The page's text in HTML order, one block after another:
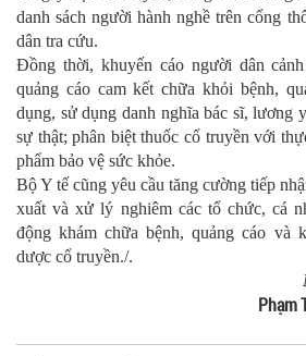
danh sách người hành nghề trên cổng
dân tra cứu.
Đồng thời, khuyến cáo người dân
quảng cáo cam kết chữa khỏi bệnh,
dụng, sử dụng danh nghĩa bác sĩ, lương
sự thật; phân biệt thuốc cổ truyền với
phẩm bảo vệ sức khỏe.
Bộ Y tế cũng yêu cầu tăng cường tiếp
xuất và xử lý nghiêm các tổ chức, cá
động khám chữa bệnh, quảng cáo và
dược cổ truyền./.
Phạm